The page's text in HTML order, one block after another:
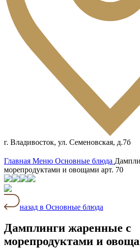
г. Владивосток, ул. Семеновская, д.7б
Главная Меню Основные блюда
морепродуктами и овощами арт. 70
назад в Основные блюда
Дамплинги жаренные с
морепродуктами и